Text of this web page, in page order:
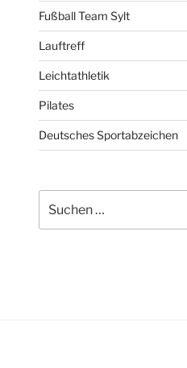
Fußball Team Sylt
Lauftreff
Leichtathletik
Pilates
Deutsches Sportabzeichen
nach: